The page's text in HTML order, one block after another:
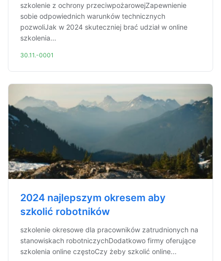
szkolenie z ochrony przeciwpożarowejZapewnienie
sobie odpowiednich warunków technicznych
pozwoliJak w 2024 skuteczniej brać udział w online
szkolenia...
30.11.-0001
2024 najlepszym okresem aby
szkolić robotników
szkolenie okresowe dla pracowników zatrudnionych na
stanowiskach robotniczychDodatkowo firmy oferujące
szkolenia online częstoCzy żeby szkolić online...